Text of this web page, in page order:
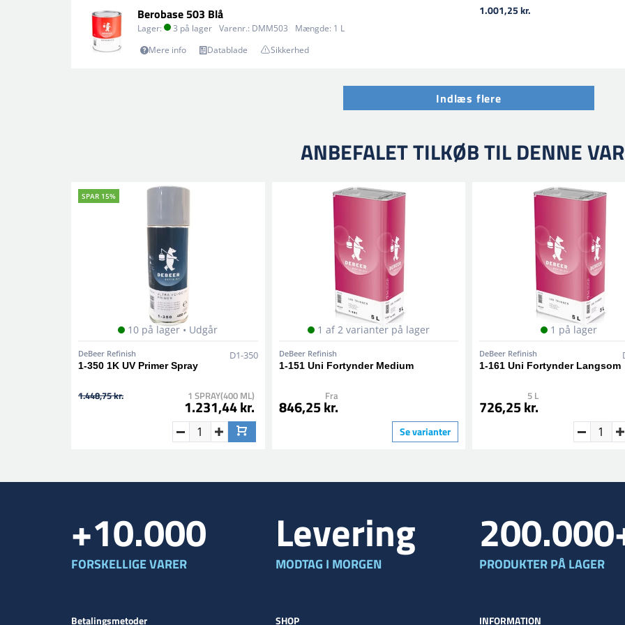
Berobase 503 Blå
Lager: 3 på lager Varenr.: DMM503 Mængde: 1 L
Mere info
Datablade Sikkerhed
1.001,25 kr.
Indlæs flere
ANBEFALET TILKØB TIL DENNE
SPAR 15%
10 på lager • Udgår
DeBeer Refinish D1-350
1-350 1K UV Primer Spray
1.448,75 kr. 1 SPRAY(400 ML)
1.231,44 kr.
1 af 2 varianter på lager
DeBeer Refinish
1-151 Uni Fortynder Medium
Fra
846,25 kr.
Se varianter
1 på lager
DeBeer Refinish
1-161 Uni Fortynder Langsom
5 L
726,25 kr.
+10.000
FORSKELLIGE VARER
Levering
MODTAG I MORGEN PRODUKTER PÅ LAGER
Betalingsmetoder SHOP INFORMATION